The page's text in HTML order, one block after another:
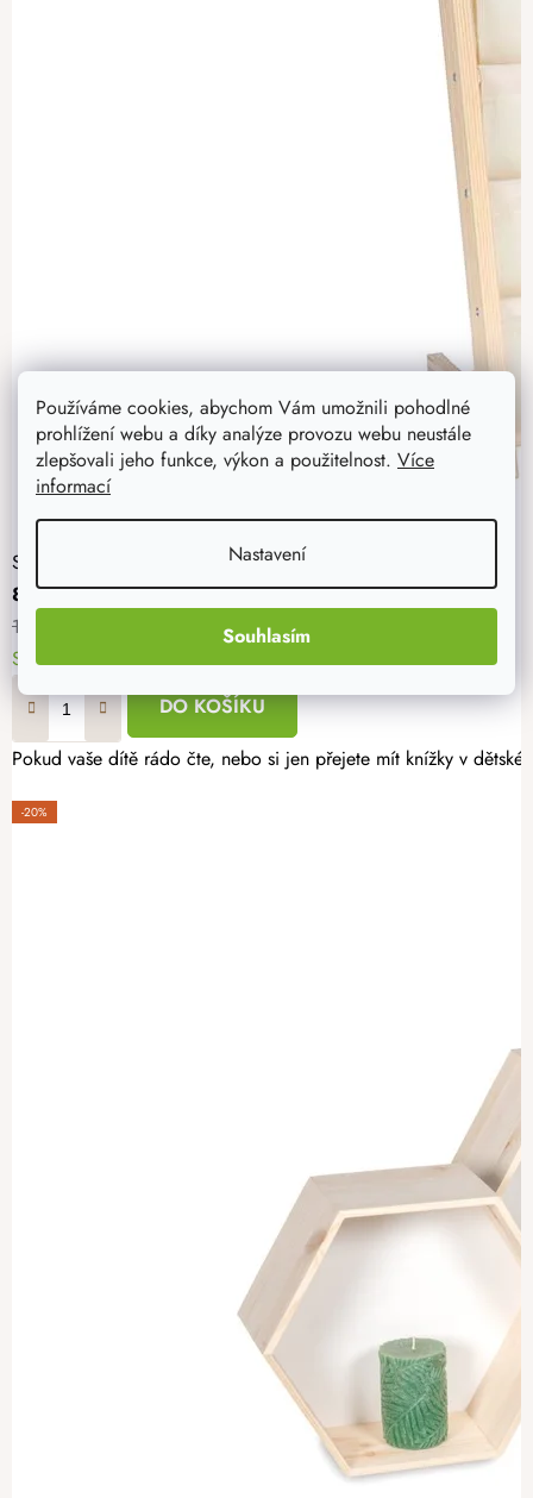
Používáme cookies, abychom Vám umožnili pohodlné
prohlížení webu a díky analýze provozu webu neustále
zlepšovali jeho funkce, výkon a použitelnost. Více
informací
Nastavení
Souhlasím
Stojan na knížky 79 cm
879 Kč
1 099 Kč
Skladem1 ks 10. - 11. 8. u vás
DO KOŠÍKU
Pokud vaše dítě rádo čte, nebo si jen přejete mít knížky v
-20%